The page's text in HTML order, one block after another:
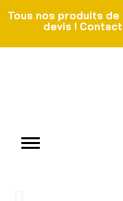
Tous nos produits
devis !